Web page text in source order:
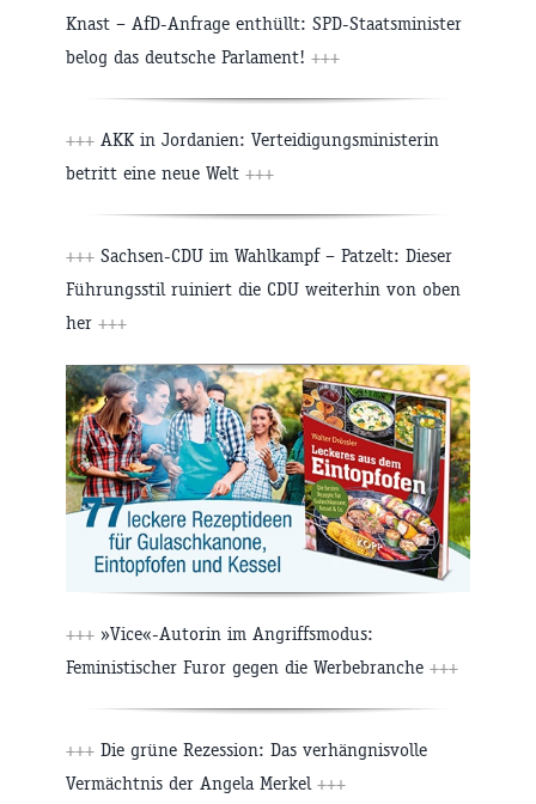
Knast – AfD-Anfrage enthüllt: SPD-Staatsminister
belog das deutsche Parlament! +++
+++ AKK in Jordanien: Verteidigungsministerin
betritt eine neue Welt +++
+++ Sachsen-CDU im Wahlkampf – Patzelt: Dieser
Führungsstil ruiniert die CDU weiterhin von oben
her +++
+++ »Vice«-Autorin im Angriffsmodus:
Feministischer Furor gegen die Werbebranche +++
+++ Die grüne Rezession: Das verhängnisvolle
Vermächtnis der Angela Merkel +++